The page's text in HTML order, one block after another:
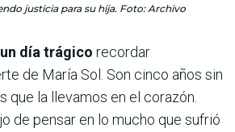
justicia para su hija. Foto: Archivo
día trágico recordar
de María Sol. Son cinco años sin
que la llevamos en el corazón.
de pensar en lo mucho que sufrió